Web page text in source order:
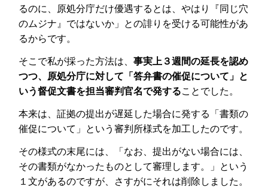
るのに、原処分庁だけ優遇するとは、やはり『同じ穴
のムジナ』ではないか」との誹りを受ける可能性があ
るからです。
そこで私が採った方法は、事実上３週間の延長を認め
つつ、原処分庁に対して「答弁書の催促について」と
いう督促文書を担当審判官名で発することでした。
本来は、証拠の提出が遅延した場合に発する「書類の
催促について」という審判所様式を加工したのです。
その様式の末尾には、「なお、提出がない場合には、
その書類がなかったものとして審理します。」という
１文があるのですが、さすがにそれは削除しました。